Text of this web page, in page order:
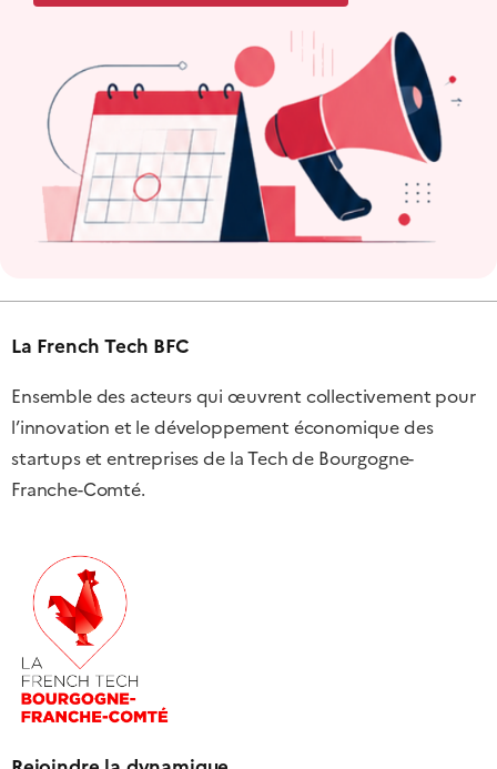
La French Tech BFC
Ensemble des acteurs qui œuvrent collectivement pour
l’innovation et le développement économique des
startups et entreprises de la Tech de Bourgogne-
Franche-Comté.